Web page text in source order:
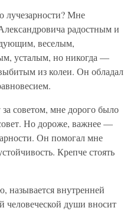
лучезарности? Мне
радостным и
веселым,
усталым, но никогда —
из колеи. Он обладал
советом, мне дорого было
Но дороже, важнее —
Он помогал мне
Крепче стоять
называется внутренней
человеческой души вносит